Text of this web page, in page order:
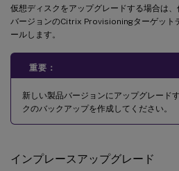
仮想ディスクをアップグレードする場合は
バージョンのCitrix Provisioningターゲット
ールします。
重要：
新しい製品バージョンにアップグレード
クのバックアップを作成してください。
インプレースアップグレード